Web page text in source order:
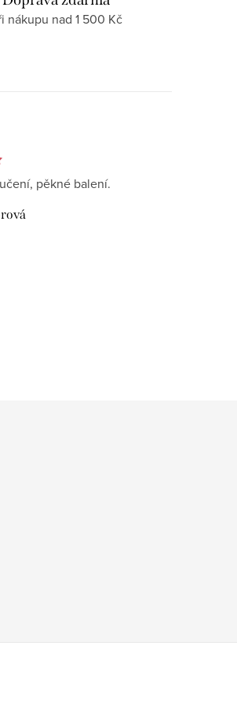
nákupu nad 1 500 Kč
pěkné balení.